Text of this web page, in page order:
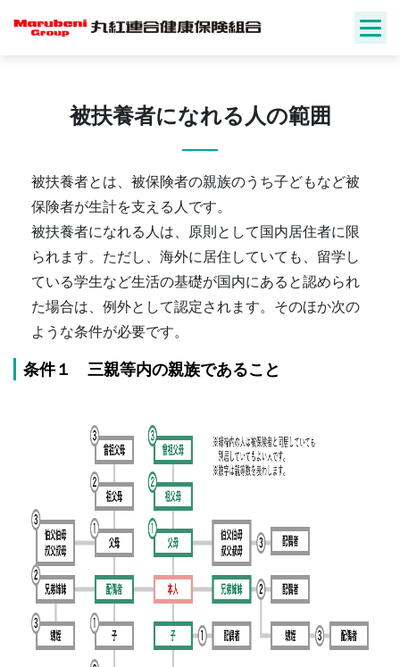
被扶養者になれる人の範囲
被扶養者とは、被保険者の親族のうち子どもなど被
保険者が生計を支える人です。
被扶養者になれる人は、原則として国内居住者に限
られます。ただし、海外に居住していても、留学し
ている学生など生活の基礎が国内にあると認められ
た場合は、例外として認定されます。そのほか次の
ような条件が必要です。
条件１ 三親等内の親族であること